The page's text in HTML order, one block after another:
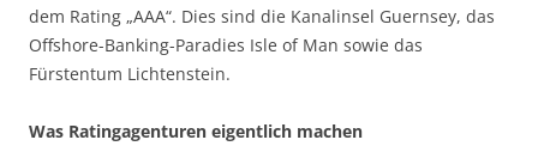
dem Rating „AAA“. Dies sind die Kanalinsel Guernsey, das
Offshore-Banking-Paradies Isle of Man sowie das
Fürstentum Lichtenstein.
Was Ratingagenturen eigentlich machen